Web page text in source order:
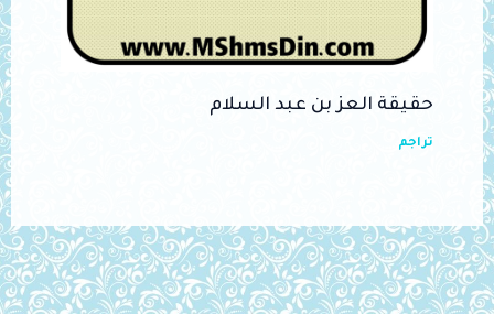
حقيقة العز بن عبد السلام
تراجم